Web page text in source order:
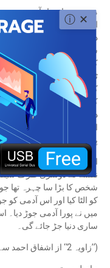
مجھے وہ بات یاد آرہی ہے
اخبار کے مالک نے اپنے
سال کے کمسن بیٹے کو آواز دے
کا نقشہ ہے جو ٹکڑوں میں
ٹکڑے لے کر پریشان ہوکے
کون کہاں پر ہے، میرے
کافی دیر تک پریشان بیٹھا
درست انداز میں جوڑ کر اپنے
اور کہا کہ بیٹا مجھے اس کا
پڑتا تو میں نہیں جوڑ سکتا
اس پر اس لڑکے نے کہا کہ
نقشے کے دوسری طرف سیفٹی
شخص کا بڑا سا چہرہ تھا جو
کو الٹا کیا اور اس آدمی
میں نے پورا آدمی جوڑ دیا۔
ساری دنیا جڑ جائے گی۔
(’’زاویہ 2‘‘ از اشفاق احمد سے اقتباس)
ⓘ ✕